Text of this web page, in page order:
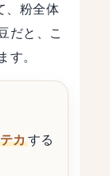
、粉全体
だと、こ
す。
カする